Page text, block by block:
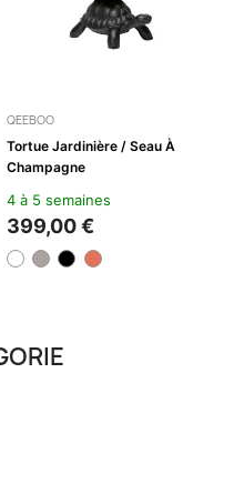
QEEBOO
Tortue Jardinière / Seau À
Champagne
4 à 5 semaines
399,00 €